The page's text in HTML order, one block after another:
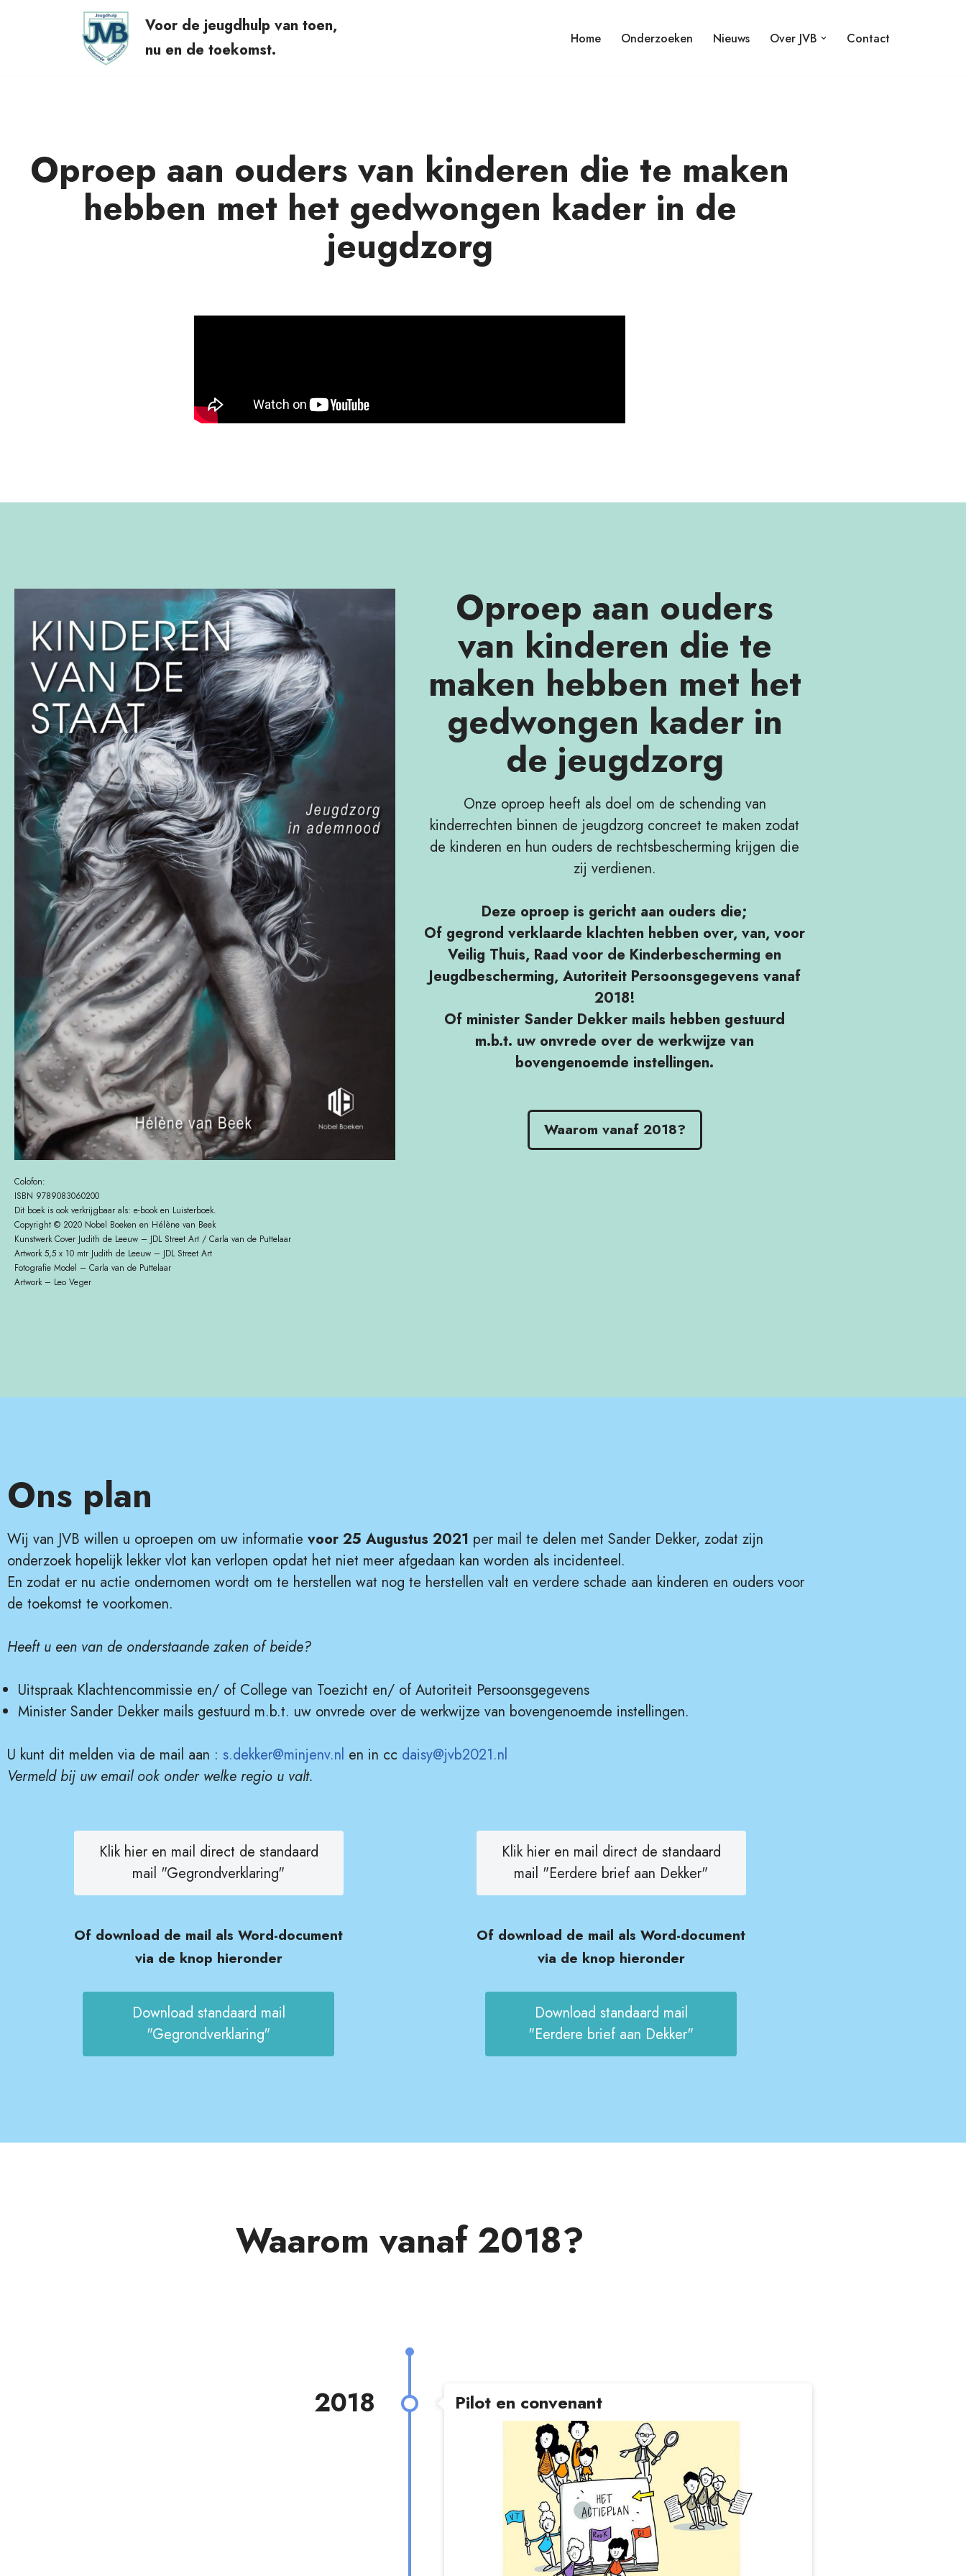
Voor de jeugdhulp van toen,
nu en de toekomst.
Home Onderzoeken Nieuws Over JVB Contact
Oproep aan ouders van kinderen die te maken
hebben met het gedwongen kader in de
jeugdzorg
Colofon:
ISBN 9789083060200
Dit boek is ook verkrijgbaar als: e-book en Luisterboek.
Copyright © 2020 Nobel Boeken en Hélène van Beek
Kunstwerk Cover Judith de Leeuw – JDL Street Art / Carla van de Puttelaar
Artwork 5,5 x 10 mtr Judith de Leeuw – JDL Street Art
Fotografie Model – Carla van de Puttelaar
Artwork – Leo Veger
Oproep aan ouders
van kinderen die te
maken hebben met het
gedwongen kader in
de jeugdzorg
Onze oproep heeft als doel om de schending van
kinderrechten binnen de jeugdzorg concreet te maken zodat
de kinderen en hun ouders de rechtsbescherming krijgen die
zij verdienen.
Deze oproep is gericht aan ouders die;
Of gegrond verklaarde klachten hebben over, van, voor
Veilig Thuis, Raad voor de Kinderbescherming en
Jeugdbescherming, Autoriteit Persoonsgegevens vanaf
2018!
Of minister Sander Dekker mails hebben gestuurd
m.b.t. uw onvrede over de werkwijze van
bovengenoemde instellingen.
Waarom vanaf 2018?
Ons plan
Wij van JVB willen u oproepen om uw informatie voor 25 Augustus 2021 per mail te delen met Sander Dekker, zodat zijn
onderzoek hopelijk lekker vlot kan verlopen opdat het niet meer afgedaan kan worden als incidenteel.
En zodat er nu actie ondernomen wordt om te herstellen wat nog te herstellen valt en verdere schade aan kinderen en ouders voor
de toekomst te voorkomen.
Heeft u een van de onderstaande zaken of beide?
Uitspraak Klachtencommissie en/ of College van Toezicht en/ of Autoriteit Persoonsgegevens
Minister Sander Dekker mails gestuurd m.b.t. uw onvrede over de werkwijze van bovengenoemde instellingen.
U kunt dit melden via de mail aan : s.dekker@minjenv.nl en in cc daisy@jvb2021.nl
Vermeld bij uw email ook onder welke regio u valt.
Klik hier en mail direct de standaard
mail "Gegrondverklaring"
Of download de mail als Word-document
via de knop hieronder
Download standaard mail
"Gegrondverklaring"
Klik hier en mail direct de standaard
mail "Eerdere brief aan Dekker"
Of download de mail als Word-document
via de knop hieronder
Download standaard mail
"Eerdere brief aan Dekker"
Waarom vanaf 2018?
2018 Pilot en convenant